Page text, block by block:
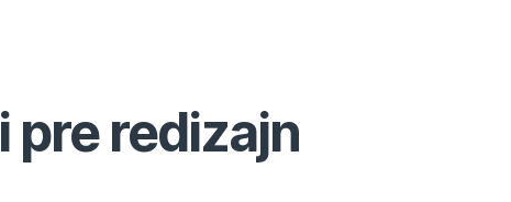
pre redizajn